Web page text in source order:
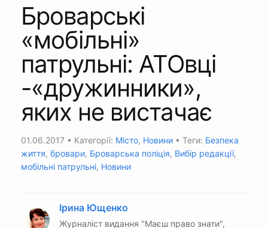
Броварські
«мобільні»
патрульні: АТОвці
-«дружинники»,
яких не вистачає
01.06.2017 • Категорії: Місто, Новини • Теги: Безпека
життя, бровари, Броварська поліція, Вибір редакції,
мобільні патрульні, Новини
Ірина Ющенко
Журналіст видання "Маєш право знати",